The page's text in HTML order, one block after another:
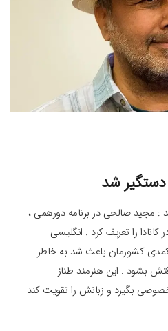
دستگیر شد
: مجید صالحی در برنامه دورهمی ،
را تعریف کرد . انگلیسی
کشورمان باعث شد به خاطر
بشود . این هنرمند طناز
بگیرد و زبانش را تقویت کند